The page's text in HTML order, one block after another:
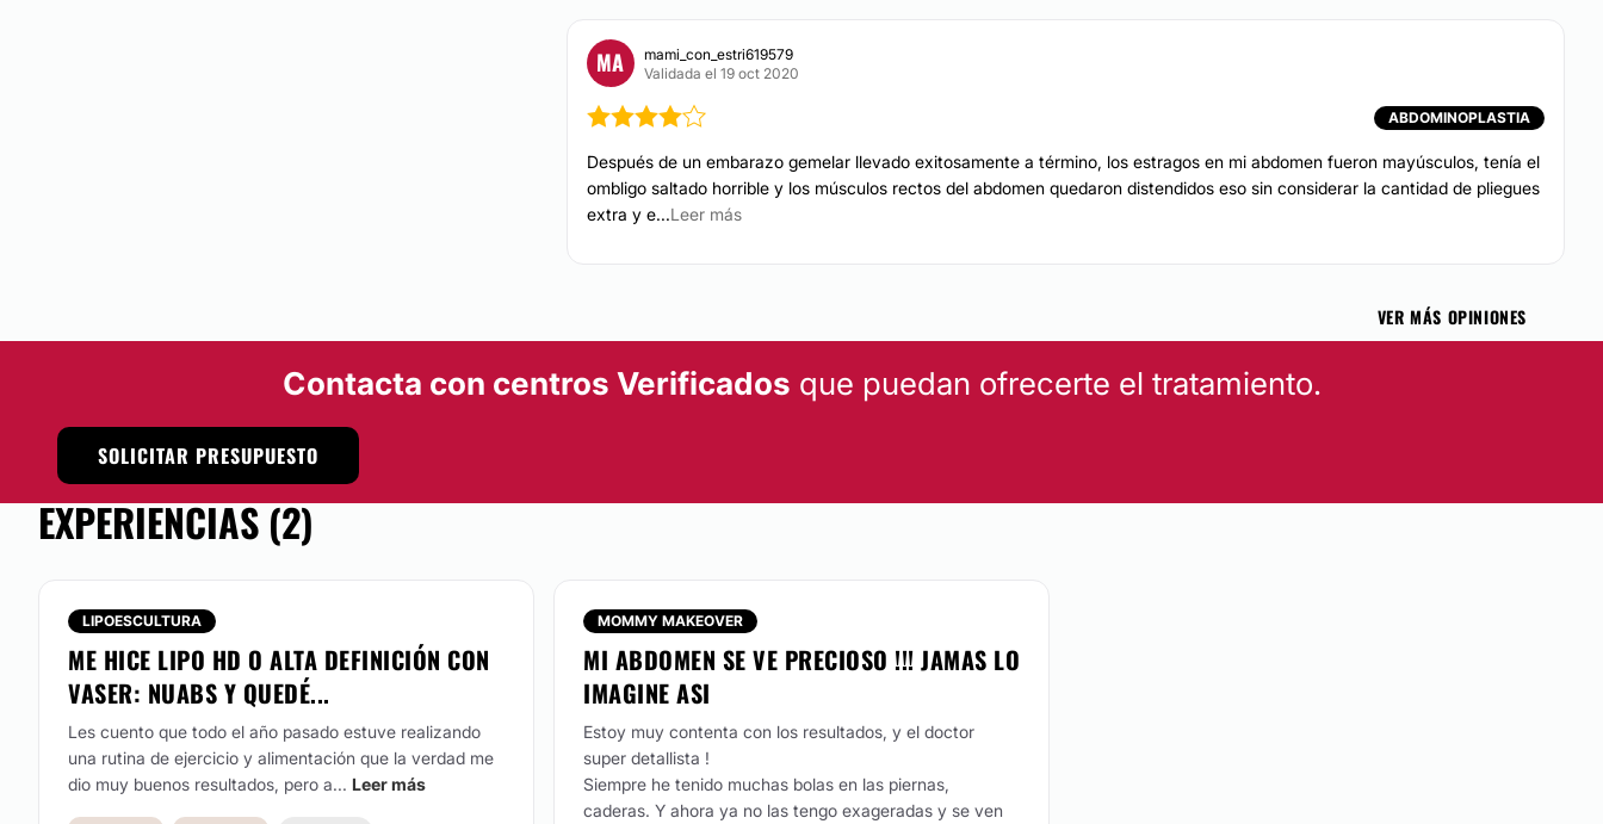
MA
mami_con_estri619579
Validada el 19 oct 2020
ABDOMINOPLASTIA
Después de un embarazo gemelar llevado exitosamente a término, los estragos en mi abdomen fueron mayúsculos, tenía el
ombligo saltado horrible y los músculos rectos del abdomen quedaron distendidos eso sin considerar la cantidad de pliegues
extra y e...Leer más
VER MÁS OPINIONES
Contacta con centros Verificados que puedan ofrecerte el tratamiento.
SOLICITAR PRESUPUESTO
EXPERIENCIAS (2)
LIPOESCULTURA
ME HICE LIPO HD O ALTA DEFINICIÓN CON
VASER: NUABS Y QUEDÉ...
Les cuento que todo el año pasado estuve realizando
una rutina de ejercicio y alimentación que la verdad me
dio muy buenos resultados, pero a... Leer más
MOMMY MAKEOVER
MI ABDOMEN SE VE PRECIOSO !!! JAMAS LO
IMAGINE ASI
Estoy muy contenta con los resultados, y el doctor
super detallista !
Siempre he tenido muchas bolas en las piernas,
caderas. Y ahora ya no las tengo exageradas y se ven